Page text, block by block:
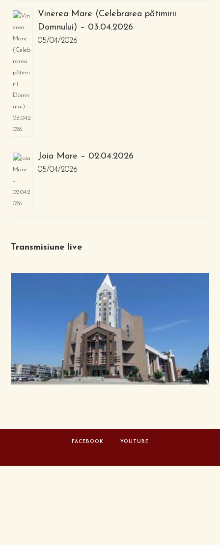
Vinerea Mare (Celebrarea pătimirii
Domnului) – 03.04.2026
05/04/2026
Joia Mare – 02.04.2026
05/04/2026
Transmisiune live
FACEBOOK YOUTUBE